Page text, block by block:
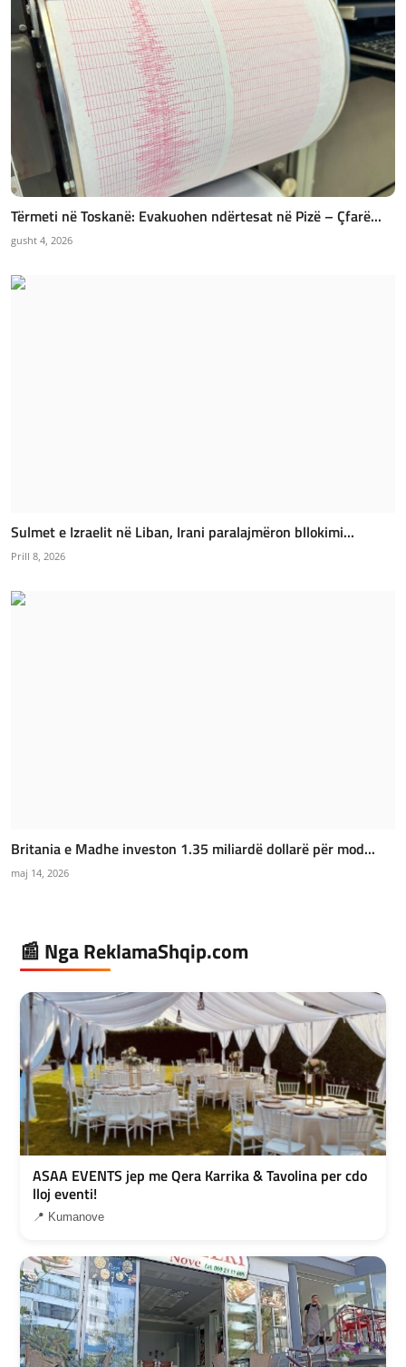
Tërmeti në Toskanë: Evakuohen ndërtesat në Pizë – Çfarë...
gusht 4, 2026
Sulmet e Izraelit në Liban, Irani paralajmëron bllokimi...
Prill 8, 2026
Britania e Madhe investon 1.35 miliardë dollarë për mod...
maj 14, 2026
📰 Nga ReklamaShqip.com
ASAA EVENTS jep me Qera Karrika & Tavolina per cdo
lloj eventi!
📍 Kumanove